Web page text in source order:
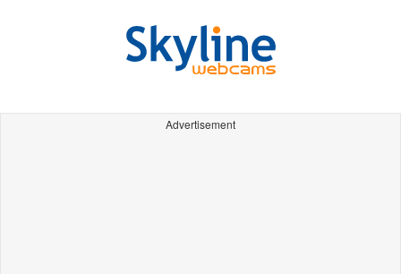
Advertisement